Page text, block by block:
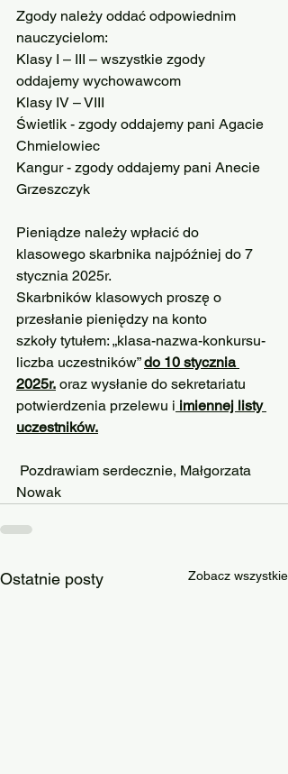
Zgody należy oddać odpowiednim
nauczycielom:
Klasy I – III – wszystkie zgody
oddajemy wychowawcom
Klasy IV – VIII
Świetlik - zgody oddajemy pani Agacie
Chmielowiec
Kangur - zgody oddajemy pani Anecie
Grzeszczyk
Pieniądze należy wpłacić do
klasowego skarbnika najpóźniej do 7
stycznia 2025r.
Skarbników klasowych proszę o
przesłanie pieniędzy na konto
szkoły tytułem: „klasa-nazwa-konkursu-
liczba uczestników” do 10 stycznia
2025r. oraz wysłanie do sekretariatu
potwierdzenia przelewu i imiennej listy
uczestników.
Pozdrawiam serdecznie, Małgorzata
Nowak
Ostatnie posty Zobacz wszystkie